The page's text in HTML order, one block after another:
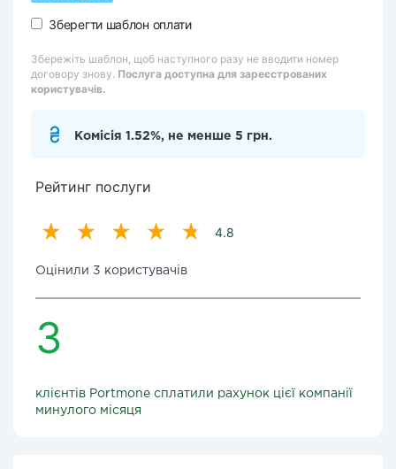
Зберегти шаблон оплати
Збережіть шаблон, щоб наступного разу не вводити номер
договору знову. Послуга доступна для зареєстрованих
користувачів.
Комісія 1.52%, не менше 5 грн.
Рейтинг послуги
4.8
Оцінили 3 користувачів
3
клієнтів Portmone сплатили рахунок цієї компанії
минулого місяця